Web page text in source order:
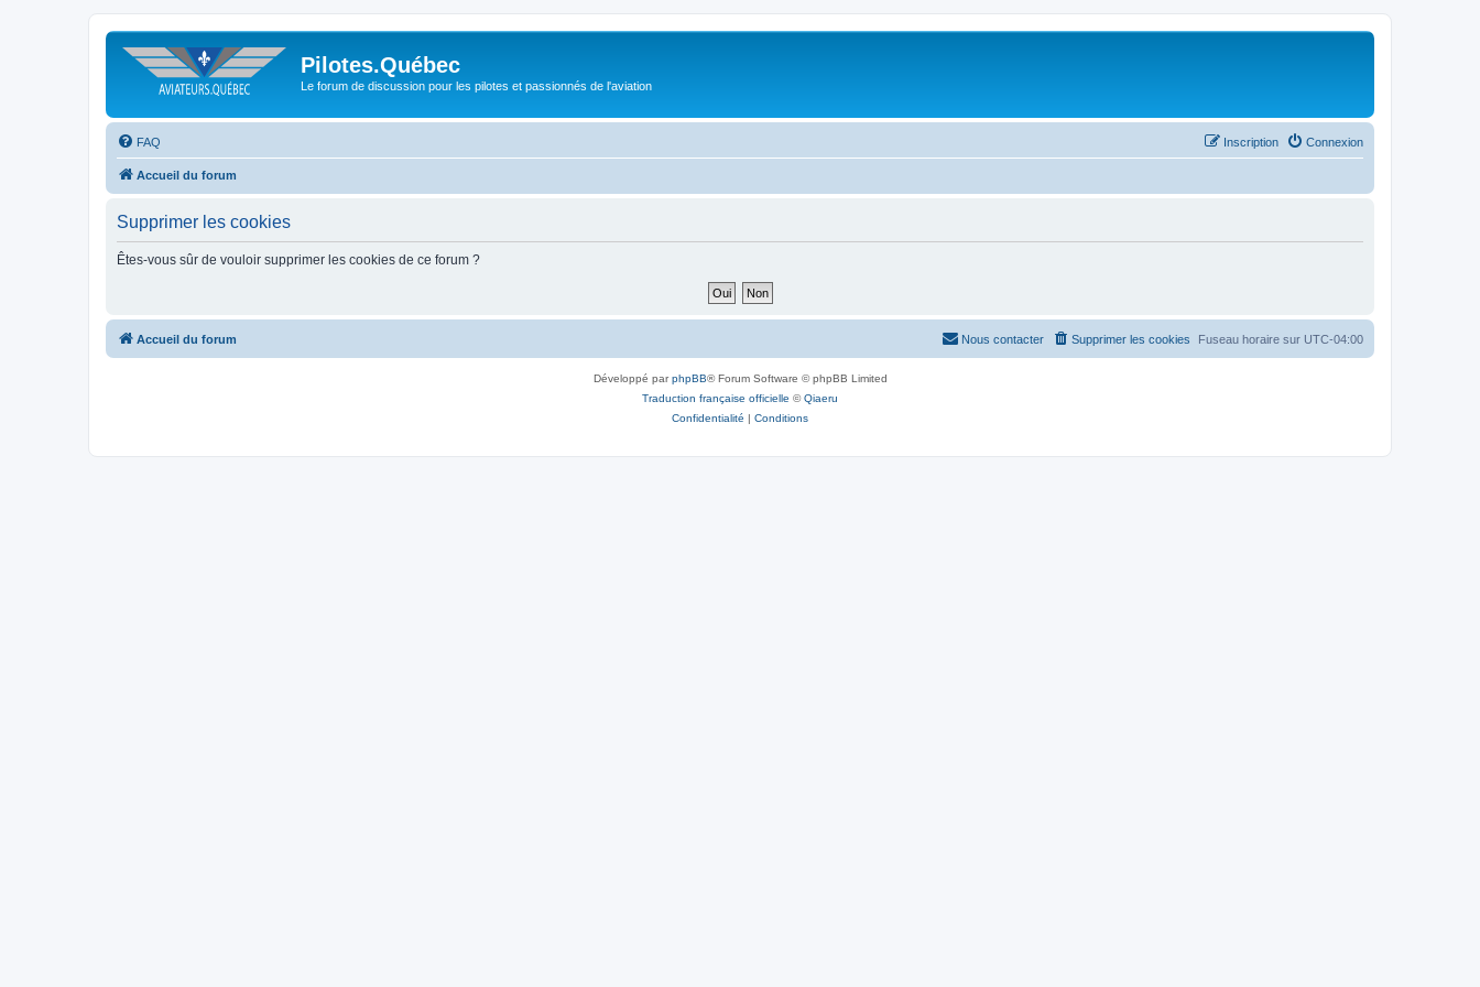
Pilotes.Québec
Le forum de discussion pour les pilotes et passionnés de l'aviation
FAQ Connexion
Inscription
Accueil du forum
Supprimer les cookies
Êtes-vous sûr de vouloir supprimer les cookies de ce forum ?
Accueil du forum Fuseau horaire sur UTC-04:00
Supprimer les cookies
Nous contacter
Développé parphpBB® Forum Software © phpBB Limited
Traduction française officielle ©Qiaeru
Confidentialité | Conditions